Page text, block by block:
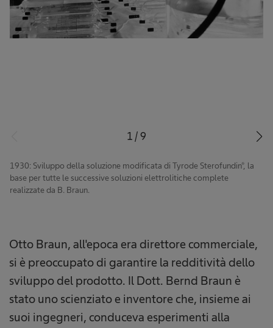
1 / 9
1930: Sviluppo della soluzione modificata di Tyrode Sterofundin®, la
base per tutte le successive soluzioni elettrolitiche complete
realizzate da B. Braun.
Otto Braun, all'epoca era direttore commerciale,
si è preoccupato di garantire la redditività dello
sviluppo del prodotto. Il Dott. Bernd Braun è
stato uno scienziato e inventore che, insieme ai
suoi ingegneri, conduceva esperimenti alla